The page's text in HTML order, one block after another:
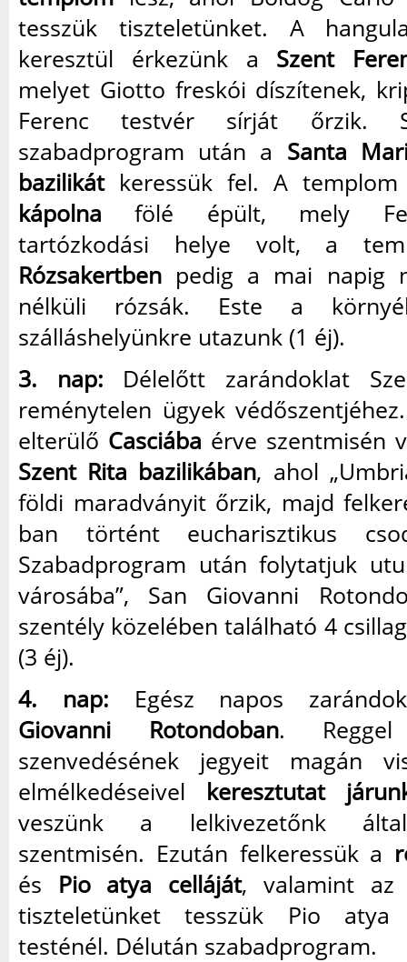
tesszük tiszteletünket. A
keresztül érkezünk a Szent
melyet Giotto freskói díszítenek,
Ferenc testvér sírját őrzik.
szabadprogram után a Santa
bazilikátkeressük fel. A
kápolna fölé épült, mely
tartózkodási helye volt, a
Rózsakertben pedig a mai napig
nélküli rózsák. Este a
szálláshelyünkre utazunk (1 éj).
3. nap: Délelőtt zarándoklat
reménytelen ügyek
elterülő Casciába érve szentmisén
Szent Rita bazilikában, ahol
földi maradványit őrzik, majd
ban történt eucharisztikus
Szabadprogram után folytatjuk
városába”, San Giovanni
szentély közelében található 4
(3 éj).
4. nap: Egész napos
Giovanni Rotondoban.
szenvedésének jegyeit magán
elmélkedéseivel keresztutat
veszünk a lelkivezetőnk
szentmisén. Ezután felkeressük a
és Pio atya celláját, valamint
tiszteletünket tesszük Pio atya
testénél. Délután szabadprogram.